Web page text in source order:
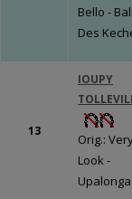
Bello - Bali
Des
13
IOUPY
Orig.:
Look -
Upalonga